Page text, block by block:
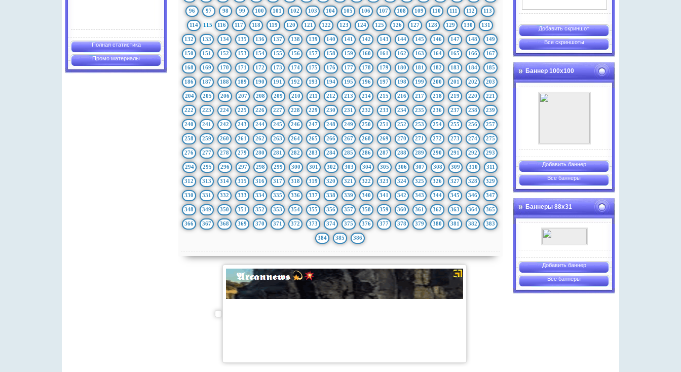
Полная статистика
Промо материалы
Добавить скриншот
Все скриншоты
Баннер 100х100
Добавить баннер
Все баннеры
Баннеры 88х31
Добавить баннер
Все баннеры
96 97 98 99 100 101 102 103 104 105 106 107 108 109 110 111 112 113
114 115 116 117 118 119 120 121 122 123 124 125 126 127 128 129 130 131
132 133 134 135 136 137 138 139 140 141 142 143 144 145 146 147 148 149
150 151 152 153 154 155 156 157 158 159 160 161 162 163 164 165 166 167
168 169 170 171 172 173 174 175 176 177 178 179 180 181 182 183 184 185
186 187 188 189 190 191 192 193 194 195 196 197 198 199 200 201 202 203
204 205 206 207 208 209 210 211 212 213 214 215 216 217 218 219 220 221
222 223 224 225 226 227 228 229 230 231 232 233 234 235 236 237 238 239
240 241 242 243 244 245 246 247 248 249 250 251 252 253 254 255 256 257
258 259 260 261 262 263 264 265 266 267 268 269 270 271 272 273 274 275
276 277 278 279 280 281 282 283 284 285 286 287 288 289 290 291 292 293
294 295 296 297 298 299 300 301 302 303 304 305 306 307 308 309 310 311
312 313 314 315 316 317 318 319 320 321 322 323 324 325 326 327 328 329
330 331 332 333 334 335 336 337 338 339 340 341 342 343 344 345 346 347
348 349 350 351 352 353 354 355 356 357 358 359 360 361 362 363 364 365
366 367 368 369 370 371 372 373 374 375 376 377 378 379 380 381 382 383
384 385 386